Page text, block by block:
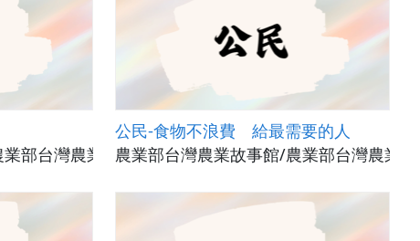
部台灣農業故事館
公民-食物不浪費 給最需要的人
農業部台灣農業故事館/農業部台灣農業